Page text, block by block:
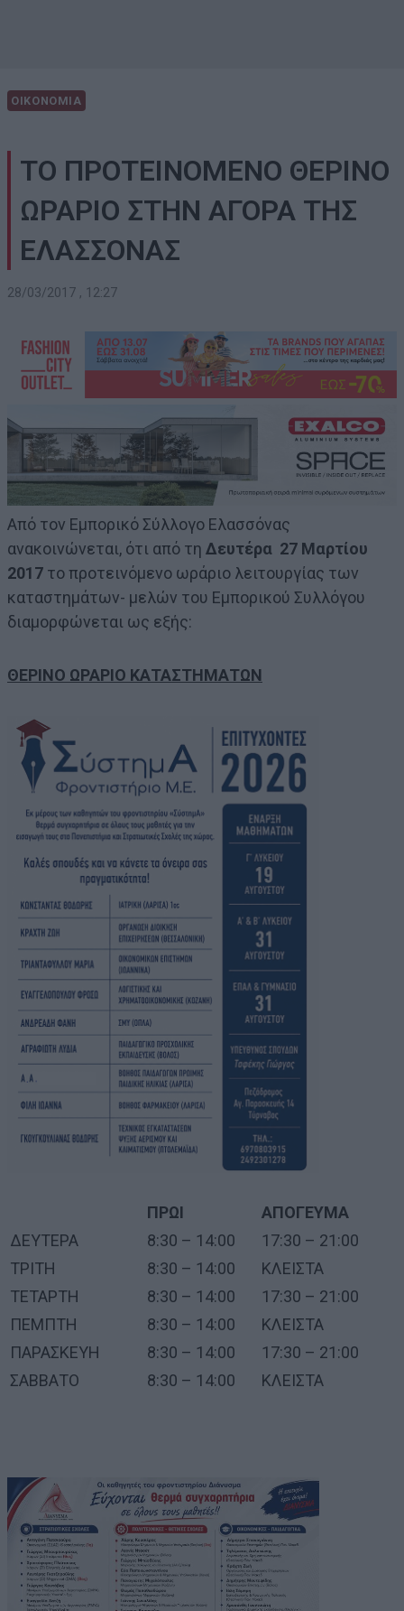
ΟΙΚΟΝΟΜΙΑ
ΤΟ ΠΡΟΤΕΙΝΟΜΕΝΟ ΘΕΡΙΝΟ
ΩΡΑΡΙΟ ΣΤΗΝ ΑΓΟΡΑ ΤΗΣ
ΕΛΑΣΣΟΝΑΣ
28/03/2017 , 12:27
Από τον Εμπορικό Σύλλογο Ελασσόνας
ανακοινώνεται, ότι από τη Δευτέρα 27 Μαρτίου
2017 το προτεινόμενο ωράριο λειτουργίας των
καταστημάτων- μελών του Εμπορικού Συλλόγου
διαμορφώνεται ως εξής:
ΘΕΡΙΝΟ ΩΡΑΡΙΟ ΚΑΤΑΣΤΗΜΑΤΩΝ
ΠΡΩΙ
ΑΠΟΓΕΥΜΑ
ΔΕΥΤΕΡΑ
8:30 – 14:00
17:30 – 21:00
ΤΡΙΤΗ
8:30 – 14:00
ΚΛΕΙΣΤΑ
ΤΕΤΑΡΤΗ
8:30 – 14:00
17:30 – 21:00
ΠΕΜΠΤΗ
8:30 – 14:00
ΚΛΕΙΣΤΑ
ΠΑΡΑΣΚΕΥΗ
8:30 – 14:00
17:30 – 21:00
ΣΑΒΒΑΤΟ
8:30 – 14:00 ΚΛΕΙΣΤΑ